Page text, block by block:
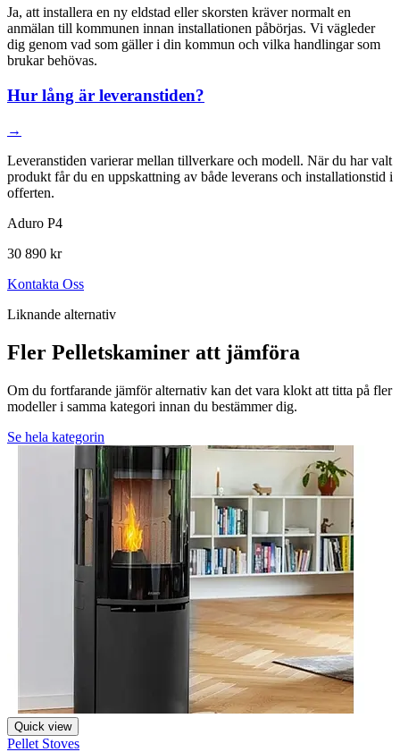
Ja, att installera en ny eldstad eller skorsten kräver normalt en
anmälan till kommunen innan installationen påbörjas. Vi vägleder
dig genom vad som gäller i din kommun och vilka handlingar som
brukar behövas.
Hur lång är leveranstiden?
→
Leveranstiden varierar mellan tillverkare och modell. När du har valt
produkt får du en uppskattning av både leverans och installationstid i
offerten.
Aduro P4
30 890 kr
Kontakta Oss
Liknande alternativ
Fler Pelletskaminer att jämföra
Om du fortfarande jämför alternativ kan det vara klokt att titta på fler
modeller i samma kategori innan du bestämmer dig.
Se hela kategorin
Quick view
Pellet Stoves